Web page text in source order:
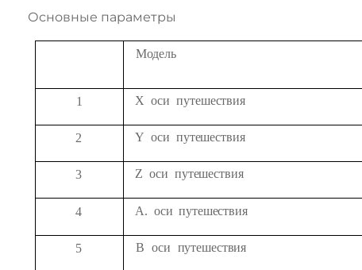
Основные параметры
Модель
1 X оси путешествия
2 Y оси путешествия
3 Z оси путешествия
4 А. оси путешествия
5 В оси путешествия